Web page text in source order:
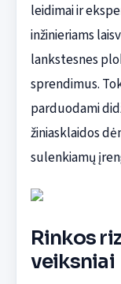
leidimai ir
inžinieriams
lankstesnes
sprendimus.
parduodami
žiniasklaidos
sulenkiamų
Rinkos
veiksniai